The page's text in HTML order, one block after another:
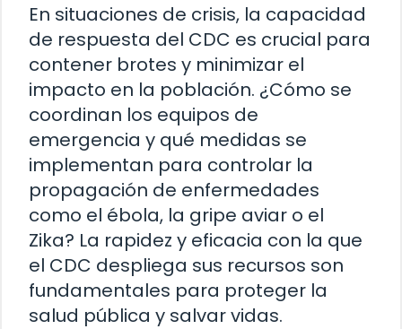
En situaciones de crisis, la capacidad
de respuesta del CDC es crucial para
contener brotes y minimizar el
impacto en la población. ¿Cómo se
coordinan los equipos de
emergencia y qué medidas se
implementan para controlar la
propagación de enfermedades
como el ébola, la gripe aviar o el
Zika? La rapidez y eficacia con la que
el CDC despliega sus recursos son
fundamentales para proteger la
salud pública y salvar vidas.